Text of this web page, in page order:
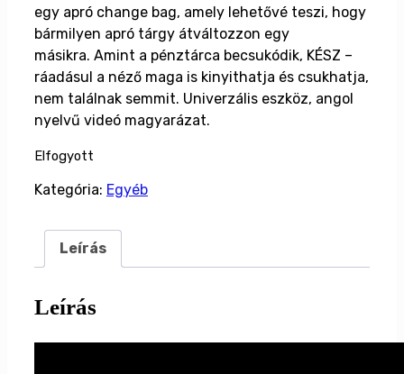
egy apró change bag, amely lehetővé teszi, hogy
bármilyen apró tárgy átváltozzon egy
másikra. Amint a pénztárca becsukódik, KÉSZ –
ráadásul a néző maga is kinyithatja és csukhatja,
nem találnak semmit. Univerzális eszköz, angol
nyelvű videó magyarázat.
Elfogyott
Kategória: Egyéb
Leírás
Leírás